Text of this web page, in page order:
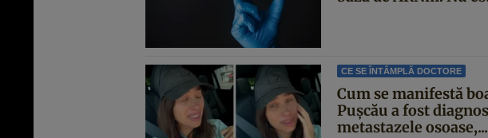
CE SE ÎNTÂMPLĂ DOCTORE
Cum se manifestă
Pușcău a fost
metastazele osoase,...